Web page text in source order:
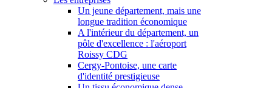
Un jeune département, mais une
longue tradition économique
A l'intérieur du département, un
pôle d'excellence : l'aéroport
Roissy CDG
Cergy-Pontoise, une carte
d'identité prestigieuse